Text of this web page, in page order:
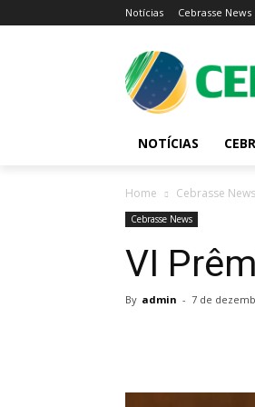
Notícias Cebrasse News
NOTÍCIAS
Home Cebrasse News
Cebrasse News
VI
By admin - 7 de